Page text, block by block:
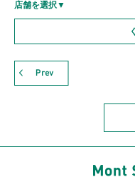
店舗を選択▼